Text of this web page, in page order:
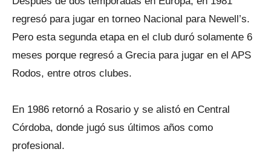
regresó para jugar en torneo Nacional para Newell’s.
Pero esta segunda etapa en el club duró solamente 6
meses porque regresó a Grecia para jugar en el APS
Rodos, entre otros clubes.
En 1986 retornó a Rosario y se alistó en Central
Córdoba, donde jugó sus últimos años como
profesional.